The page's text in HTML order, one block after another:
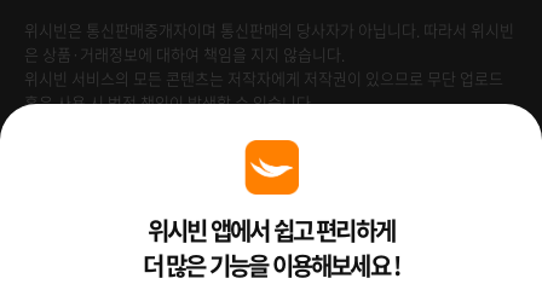
위시빈은 통신판매중개자이며 통신판매의 당사자가 아닙니다. 따라서 위시빈
은 상품·거래정보에 대하여 책임을 지지 않습니다.
위시빈 서비스의 모든 콘텐츠는 저작자에게 저작권이 있으므로 무단 업로드
혹은 사용 시 법적 책임이 발생할 수 있습니다.
Venture Enterprise위시빈 앱에서 쉽고 편리하게
더 많은 기능을 이용해보세요 !